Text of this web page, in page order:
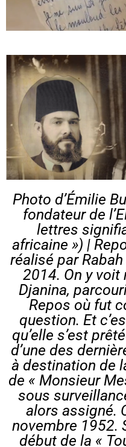
Photo d’Émilie
fondateur de
lettres
africaine ») |
réalisé par
2014. On y voit
Djanina,
Repos où fut
question. Et
qu’elle s’est
d’une des
à destination de
de « Monsieur
sous
alors assigné.
novembre 1952.
début de la «